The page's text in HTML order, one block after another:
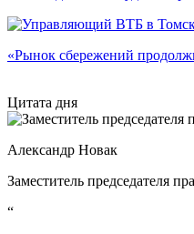
«Рынок сбережений
Цитата дня
Александр Новак
Заместитель председателя
“